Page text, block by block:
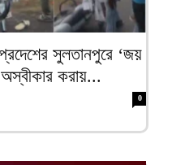
সুলতানপুরে ‘জয়
করায়...
0